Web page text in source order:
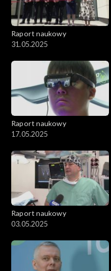
Raport naukowy
31.05.2025
Raport naukowy
17.05.2025
Raport naukowy
03.05.2025